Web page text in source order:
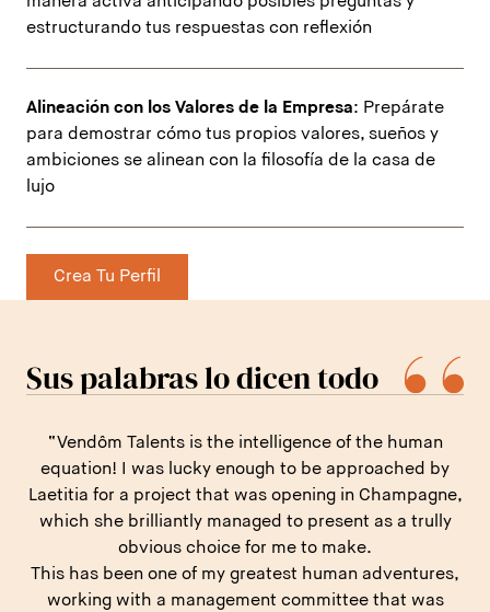
estructurando tus respuestas con reflexión
Alineación con los Valores de la Empresa: Prepárate
para demostrar cómo tus propios valores, sueños y
ambiciones se alinean con la filosofía de la casa de
lujo
Crea Tu Perfil
Sus palabras lo dicen todo
“Vendôm Talents is the best recruitment agency
worked with. In 2020, they helped me secure the
Director of F&B position at Maradiva Villa Resort &
Spa in Mauritius, and in 2022, they assisted with
current role at The Ritz-Carlton Bahrain.
Incredibly talented, Vendôm Talents never misses
follow-up call and is a pleasure to work with. Their